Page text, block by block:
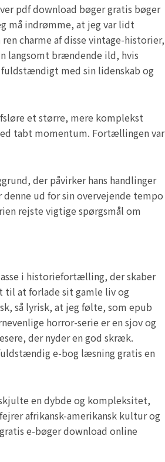
pdf download bøger gratis bøger
må indrømme, at jeg var lidt
charme af disse vintage-historier,
langsomt brændende ild, hvis
med sin lidenskab og
et større, mere komplekst
tabt momentum. Fortællingen var
der påvirker hans handlinger
ud for sin overvejende tempo
rejste vigtige spørgsmål om
i historiefortælling, der skaber
til at forlade sit gamle liv og
så lyrisk, at jeg følte, som epub
horror-serie er en sjov og
der nyder en god skræk.
e-bog læsning gratis en
en dybde og kompleksitet,
afrikansk-amerikansk kultur og
e-bøger download online